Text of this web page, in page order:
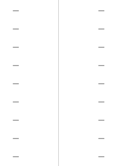
－
－
－
－
－
－
－
－
－
－
－
－
－
－
－
－
－
－